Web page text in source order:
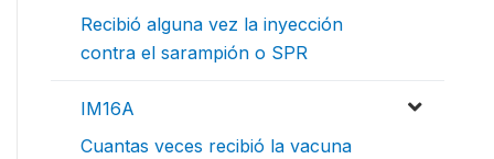
Recibió alguna vez la inyección
contra el sarampión o SPR
IM16A
Cuantas veces recibió la vacuna